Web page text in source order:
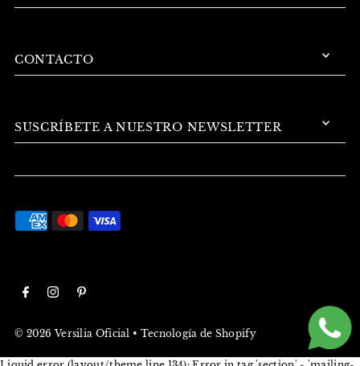
CONTACTO
SUSCRÍBETE A NUESTRO NEWSLETTER
© 2026 Versilia Oficial • Tecnología de Shopify